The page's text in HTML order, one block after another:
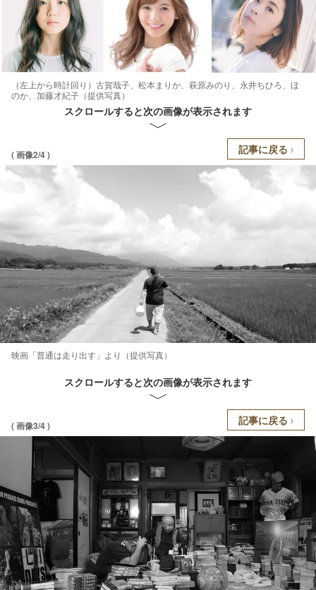
（左上から時計回り）古賀哉子、松本まりか、萩原みのり、永井ちひろ、ほ
のか、加藤才紀子（提供写真）
スクロールすると次の画像が表示されます
( 画像2/4 ) 記事に戻る
映画「普通は走り出す」より（提供写真）
スクロールすると次の画像が表示されます
( 画像3/4 ) 記事に戻る